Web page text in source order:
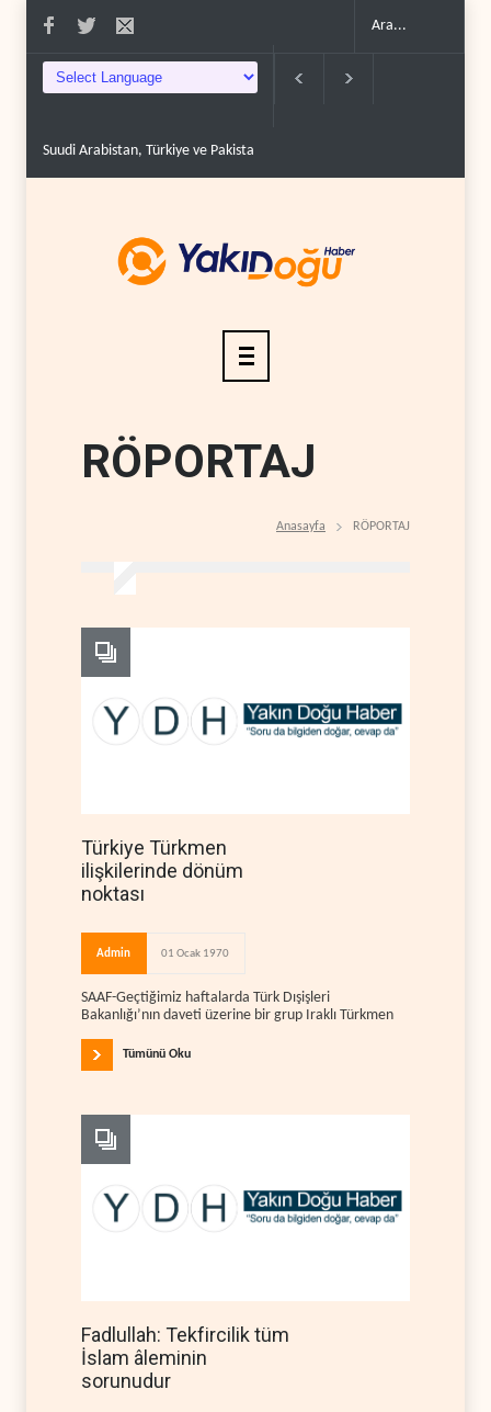
savunma anlaşma.. ABD, Suudi Arabistan'dan petrol ithalatını 40 yıl sonra
RÖPORTAJ
Anasayfa RÖPORTAJ
Türkiye Türkmen
ilişkilerinde dönüm
noktası
Admin 01 Ocak 1970
SAAF-Geçtiğimiz haftalarda Türk Dışişleri
Bakanlığı’nın daveti üzerine bir grup Iraklı Türkmen
Tümünü Oku
Fadlullah: Tekfircilik tüm
İslam âleminin
sorunudur